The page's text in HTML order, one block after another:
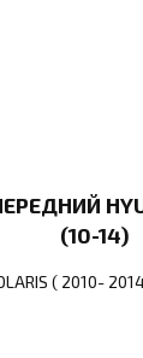
(10-14)
( 2010-